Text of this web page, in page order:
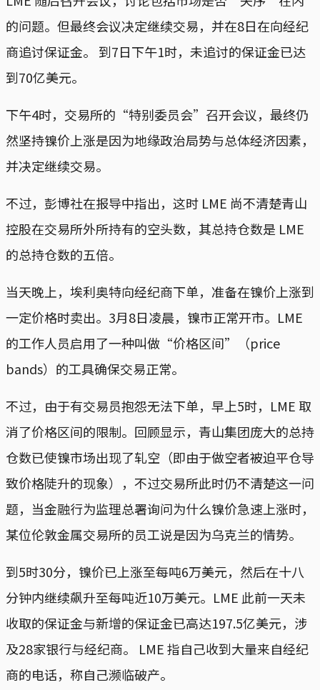
的问题。但最终会议决定继续交易，并在8日在向经纪
商追讨保证金。 到7日下午1时，未追讨的保证金已达
到70亿美元。
下午4时，交易所的“特别委员会”召开会议，最终仍
然坚持镍价上涨是因为地缘政治局势与总体经济因素，
并决定继续交易。
不过，彭博社在报导中指出，这时 LME 尚不清楚青山
控股在交易所外所持有的空头数，其总持仓数是 LME
的总持仓数的五倍。
当天晚上，埃利奥特向经纪商下单，准备在镍价上涨到
一定价格时卖出。3月8日凌晨，镍市正常开市。LME
的工作人员启用了一种叫做“价格区间”（price
bands）的工具确保交易正常。
不过，由于有交易员抱怨无法下单，早上5时，LME 取
消了价格区间的限制。回顾显示，青山集团庞大的总持
仓数已使镍市场出现了轧空（即由于做空者被迫平仓导
致价格陡升的现象），不过交易所此时仍不清楚这一问
题，当金融行为监理总署询问为什么镍价急速上涨时，
某位伦敦金属交易所的员工说是因为乌克兰的情势。
到5时30分，镍价已上涨至每吨6万美元，然后在十八
分钟内继续飙升至每吨近10万美元。LME 此前一天未
收取的保证金与新增的保证金已高达197.5亿美元，涉
及28家银行与经纪商。 LME 指自己收到大量来自经纪
商的电话，称自己濒临破产。